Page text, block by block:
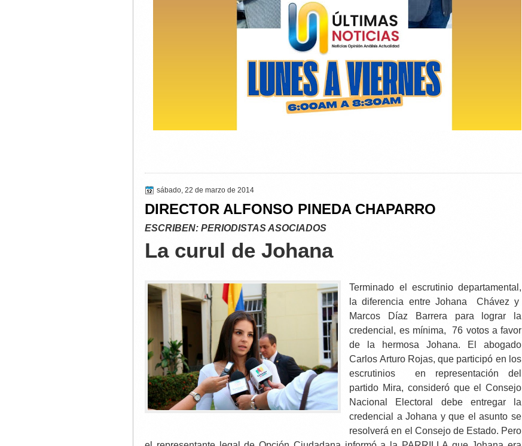
sábado, 22 de marzo de 2014
DIRECTOR ALFONSO PINEDA CHAPARRO
ESCRIBEN: PERIODISTAS ASOCIADOS
La curul de Johana
Terminado el escrutinio departamental,
la diferencia entre Johana Chávez y
Marcos Díaz Barrera para lograr la
credencial, es mínima, 76 votos a favor
de la hermosa Johana. El abogado
Carlos Arturo Rojas, que participó en los
escrutinios en representación del
partido Mira, consideró que el Consejo
Nacional Electoral debe entregar la
credencial a Johana y que el asunto se
resolverá en el Consejo de Estado. Pero